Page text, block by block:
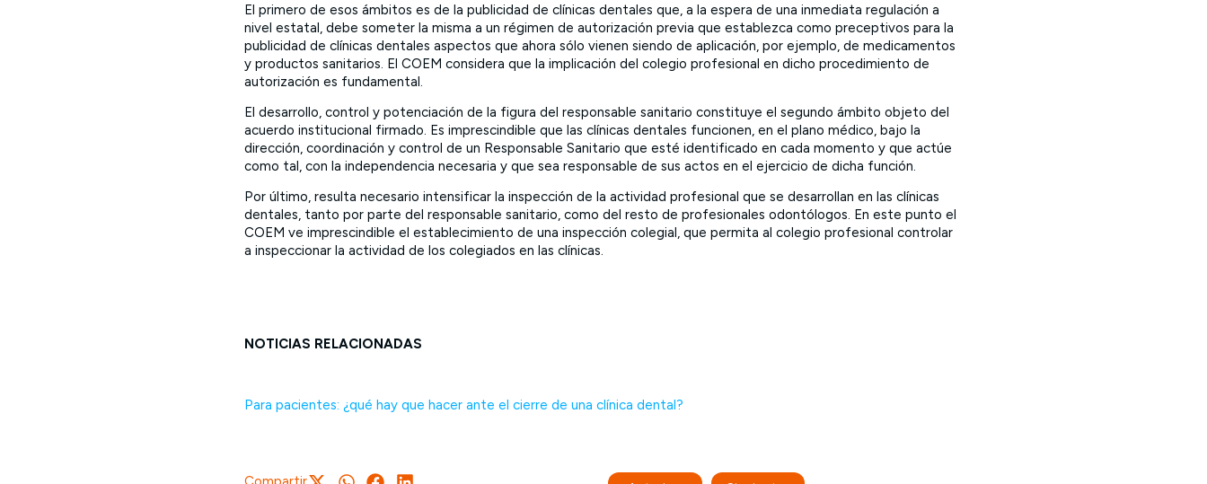
El primero de esos ámbitos es de la publicidad de clínicas dentales que, a la espera de una inmediata regulación a
nivel estatal, debe someter la misma a un régimen de autorización previa que establezca como preceptivos para la
publicidad de clínicas dentales aspectos que ahora sólo vienen siendo de aplicación, por ejemplo, de medicamentos
y productos sanitarios. El COEM considera que la implicación del colegio profesional en dicho procedimiento de
autorización es fundamental.
El desarrollo, control y potenciación de la figura del responsable sanitario constituye el segundo ámbito objeto del
acuerdo institucional firmado. Es imprescindible que las clínicas dentales funcionen, en el plano médico, bajo la
dirección, coordinación y control de un Responsable Sanitario que esté identificado en cada momento y que actúe
como tal, con la independencia necesaria y que sea responsable de sus actos en el ejercicio de dicha función.
Por último, resulta necesario intensificar la inspección de la actividad profesional que se desarrollan en las clínicas
dentales, tanto por parte del responsable sanitario, como del resto de profesionales odontólogos. En este punto el
COEM ve imprescindible el establecimiento de una inspección colegial, que permita al colegio profesional controlar
a inspeccionar la actividad de los colegiados en las clínicas.
NOTICIAS RELACIONADAS
Para pacientes: ¿qué hay que hacer ante el cierre de una clínica dental?